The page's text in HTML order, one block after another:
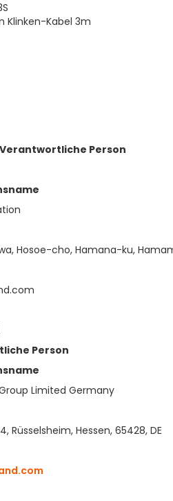
Klinken-Kabel 3m
Person
Hosoe-cho, Hamana-ku,
Person
Limited Germany
Rüsselsheim, Hessen, 65428, DE